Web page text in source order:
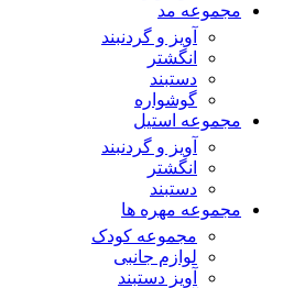
مجموعه مد
آویز و گردنبند
انگشتر
دستبند
گوشواره
مجموعه استیل
آویز و گردنبند
انگشتر
دستبند
مجموعه مهره ها
مجموعه کودک
لوازم جانبی
آویز دستبند